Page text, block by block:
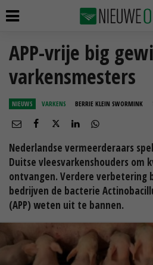
APP-vrije big
varkensmesters
NIEUWS VARKENS BERRIE KLEIN SWORMINK
Nederlandse vermeerderaars
Duitse vleesvarkenshouders om
ontvangen. Verdere verbetering
bedrijven de bacterie
(APP) weten uit te bannen.